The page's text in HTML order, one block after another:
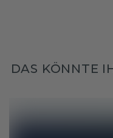
DAS KÖNNTE